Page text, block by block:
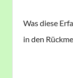
Was diese
in den